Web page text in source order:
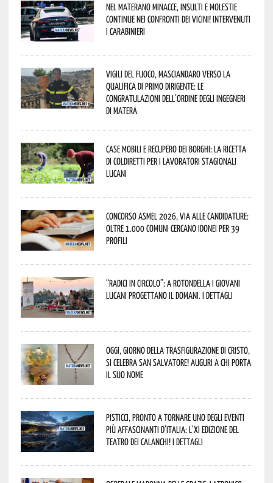
Nel materano minacce, insulti e molestie
continue nei confronti dei vicini! Intervenuti
i Carabinieri
Vigili del Fuoco, Masciandaro verso la
qualifica di Primo Dirigente: le
congratulazioni dell’Ordine degli Ingegneri
di Matera
Case mobili e recupero dei borghi: la ricetta
di Coldiretti per i lavoratori stagionali
lucani
Concorso Asmel 2026, via alle candidature:
oltre 1.000 Comuni cercano idonei per 39
profili
“Radici in Circolo”: a Rotondella i giovani
lucani progettano il domani. I dettagli
Oggi, giorno della Trasfigurazione di Cristo,
si celebra San Salvatore! Auguri a chi porta
il suo nome
Pisticci, pronto a tornare uno degli eventi
più affascinanti d’Italia: l’XI edizione del
Teatro dei Calanchi! I dettagli